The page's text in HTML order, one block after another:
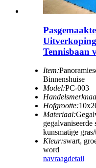
Tennisbaan
Item:
Binnenshuise
Model:PC-003
Hofgrootte:
Materiaal:
gegalvaniseerde
kunsmatige
Kleur:swart,
word
navraagdetail